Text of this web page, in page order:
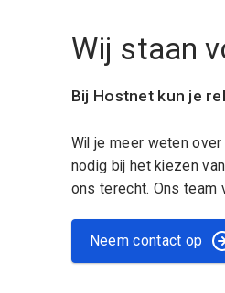
Wij staan
Bij Hostnet kun je
Wil je meer weten
nodig bij het kiezen
ons terecht. Ons team
Neem contact op